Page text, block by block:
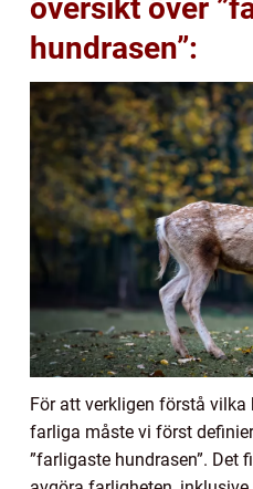
översikt över
hundrasen”:
För att verkligen förstå vilka
farliga måste vi först
”farligaste hundrasen”. Det